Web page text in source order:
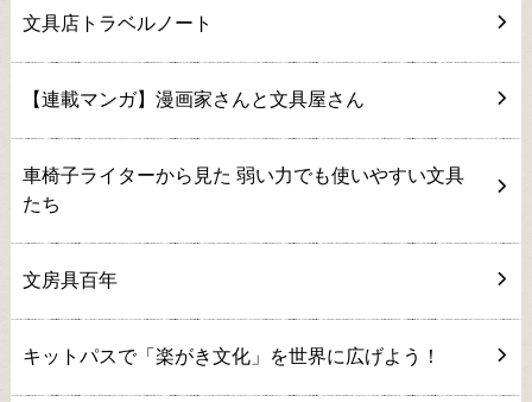
文具店トラベルノート
【連載マンガ】漫画家さんと文具屋さん
車椅子ライターから見た 弱い力でも使いやすい文具
たち
文房具百年
キットパスで「楽がき文化」を世界に広げよう！